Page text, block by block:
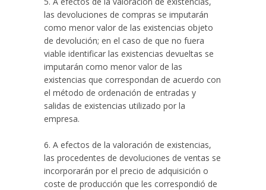
las devoluciones de compras se imputarán
como menor valor de las existencias objeto
de devolución; en el caso de que no fuera
viable identificar las existencias devueltas se
imputarán como menor valor de las
existencias que correspondan de acuerdo con
el método de ordenación de entradas y
salidas de existencias utilizado por la
empresa.
6. A efectos de la valoración de existencias,
las procedentes de devoluciones de ventas se
incorporarán por el precio de adquisición o
coste de producción que les correspondió de